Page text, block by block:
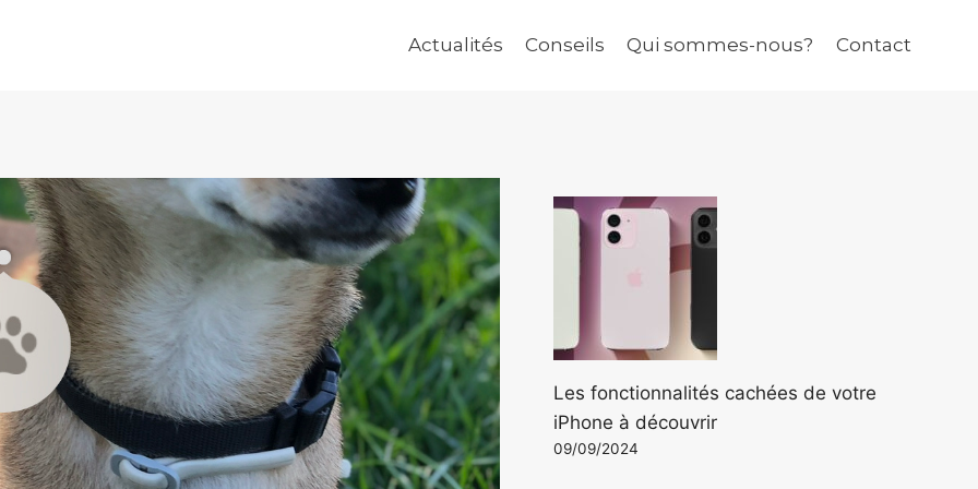
Actualités Conseils Qui sommes-nous? Contact
Les fonctionnalités cachées de votre
iPhone à découvrir
09/09/2024